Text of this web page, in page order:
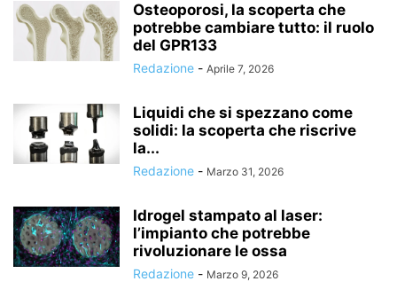
Osteoporosi, la scoperta che
potrebbe cambiare tutto: il ruolo
del GPR133
Redazione - Aprile 7, 2026
Liquidi che si spezzano come
solidi: la scoperta che riscrive
la...
Redazione - Marzo 31, 2026
Idrogel stampato al laser:
l’impianto che potrebbe
rivoluzionare le ossa
Redazione - Marzo 9, 2026